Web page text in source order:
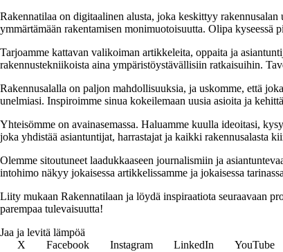
Rakennatilaa on digitaalinen alusta, joka keskittyy
ymmärtämään rakentamisen monimuotoisuutta. Olipa kyseessä
Tarjoamme kattavan valikoiman artikkeleita, oppaita ja
rakennustekniikoista aina ympäristöystävällisiin ratkaisuihin.
Rakennusalalla on paljon mahdollisuuksia, ja uskomme, että
unelmiasi. Inspiroimme sinua kokeilemaan uusia asioita ja
Yhteisömme on avainasemassa. Haluamme kuulla ideoitasi,
joka yhdistää asiantuntijat, harrastajat ja kaikki rakennusalasta
Olemme sitoutuneet laadukkaaseen journalismiin ja
intohimo näkyy jokaisessa artikkelissamme ja jokaisessa
Liity mukaan Rakennatilaan ja löydä inspiraatiota seuraavaan
parempaa tulevaisuutta!
Jaa ja levitä lämpöä
X
Facebook Instagram LinkedIn YouTube